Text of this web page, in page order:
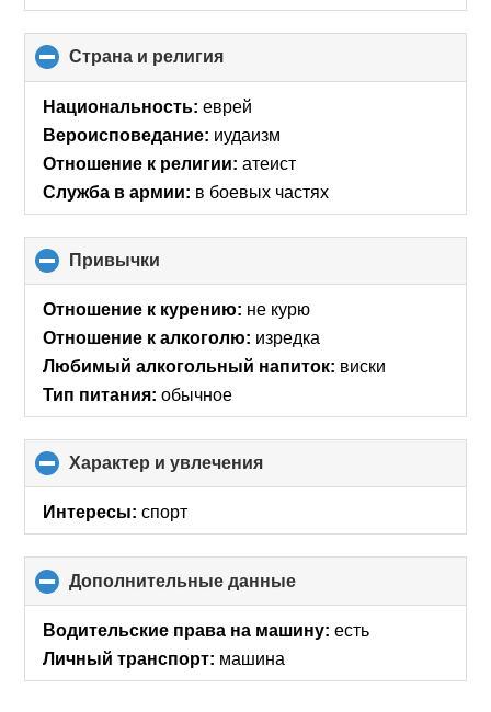
Страна и религия
to
collapse
contents
Национальность: еврей
Вероисповедание: иудаизм
Отношение к религии: атеист
Служба в армии: в боевых частях
Привычки
to
collapse
Отношение к курению: не курю
Отношение к алкоголю: изредка
Любимый алкогольный напиток: виски
Тип питания: обычное
Характер и увлечения
to
Интересы: спорт
Дополнительные данные
to
collapse
Водительские права на машину: есть
Личный транспорт: машина